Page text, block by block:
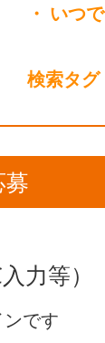
・ いつ
検索タグ
力等）
です